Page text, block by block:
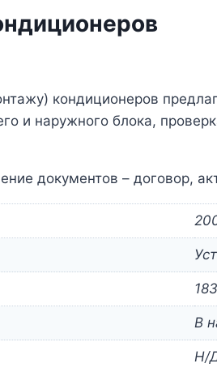
кондиционеров
и наружного блока,
документов – договор,
183
В
Н/